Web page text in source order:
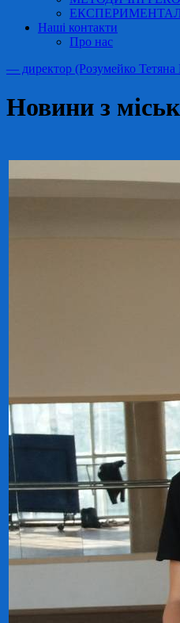
Наші контакти
Про нас
— директор (Розумейко Тетяна
Новини з